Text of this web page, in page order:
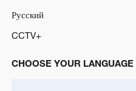
Русский
CCTV+
CHOOSE YOUR LANGUAGE